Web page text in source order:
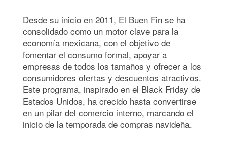
Desde su inicio en 2011, El Buen Fin se ha
consolidado como un motor clave para la
economía mexicana, con el objetivo de
fomentar el consumo formal, apoyar a
empresas de todos los tamaños y ofrecer a los
consumidores ofertas y descuentos atractivos.
Este programa, inspirado en el Black Friday de
Estados Unidos, ha crecido hasta convertirse
en un pilar del comercio interno, marcando el
inicio de la temporada de compras navideña.